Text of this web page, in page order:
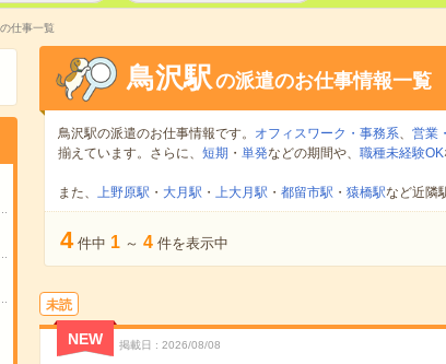
仕事一覧
鳥沢駅の派遣のお仕事情報一覧
鳥沢駅の派遣のお仕事情報です。 オフィスワーク・事務系、 営業
揃えています。さらに、 短期 ・ 単発などの期間や、 職種未経験OK
また、 上野原駅 ・ 大月駅 ・ 上大月駅 ・ 都留市駅 ・ 猿橋駅など近隣
4 件中 1 ～ 4 件を表示中
未読
NEW 掲載日 2026/08/08